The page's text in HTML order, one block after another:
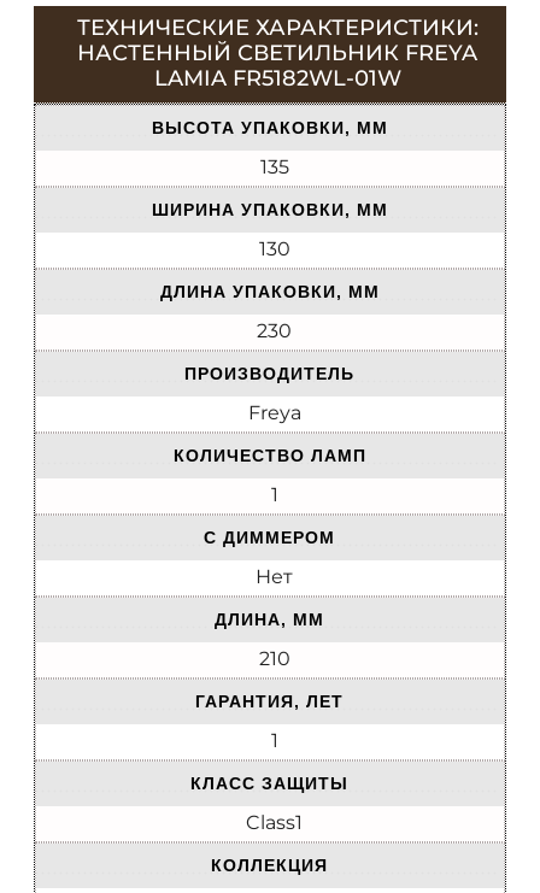
ТЕХНИЧЕСКИЕ ХАРАКТЕРИСТИКИ:
НАСТЕННЫЙ СВЕТИЛЬНИК FREYA
LAMIA FR5182WL-01W
ВЫСОТА УПАКОВКИ, ММ
135
ШИРИНА УПАКОВКИ, ММ
130
ДЛИНА УПАКОВКИ, ММ
230
ПРОИЗВОДИТЕЛЬ
Freya
КОЛИЧЕСТВО ЛАМП
1
С ДИММЕРОМ
Нет
ДЛИНА, ММ
210
ГАРАНТИЯ, ЛЕТ
1
КЛАСС ЗАЩИТЫ
Class1
КОЛЛЕКЦИЯ